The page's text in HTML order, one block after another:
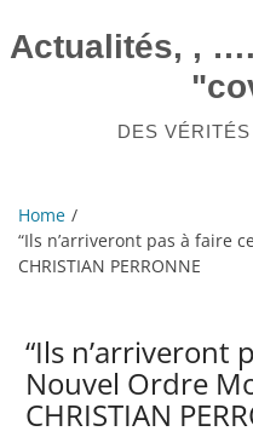
Actualités, ,
DES
Home
“Ils n’arriveront pas à faire
CHRISTIAN PERRONNE
“Ils n’arriveront
Nouvel Ordre
CHRISTIAN